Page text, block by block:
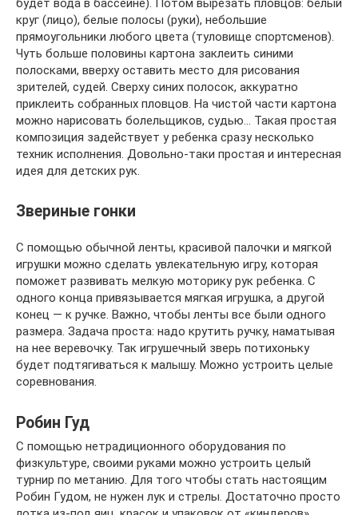
будет вода в бассейне). Потом вырезать пловцов: белый
круг (лицо), белые полосы (руки), небольшие
прямоугольники любого цвета (туловище спортсменов).
Чуть больше половины картона заклеить синими
полосками, вверху оставить место для рисования
зрителей, судей. Сверху синих полосок, аккуратно
приклеить собранных пловцов. На чистой части картона
можно нарисовать болельщиков, судью… Такая простая
композиция задействует у ребенка сразу несколько
техник исполнения. Довольно-таки простая и интересная
идея для детских рук.
Звериные гонки
С помощью обычной ленты, красивой палочки и мягкой
игрушки можно сделать увлекательную игру, которая
поможет развивать мелкую моторику рук ребенка. С
одного конца привязывается мягкая игрушка, а другой
конец — к ручке. Важно, чтобы ленты все были одного
размера. Задача проста: надо крутить ручку, наматывая
на нее веревочку. Так игрушечный зверь потихоньку
будет подтягиваться к малышу. Можно устроить целые
соревнования.
Робин Гуд
С помощью нетрадиционного оборудования по
физкультуре, своими руками можно устроить целый
турнир по метанию. Для того чтобы стать настоящим
Робин Гудом, не нужен лук и стрелы. Достаточно просто